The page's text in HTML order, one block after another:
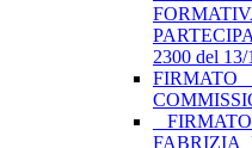
2300 del 13/
_